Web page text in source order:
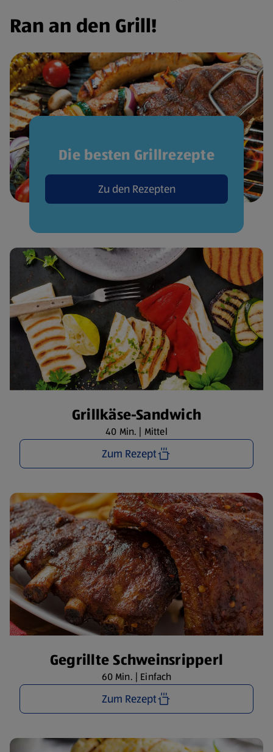
Ran an den Grill!
Die besten Grillrezepte
Zu den Rezepten
Grillkäse-Sandwich
40 Min. | Mittel
Zum Rezept
Gegrillte Schweinsripperl
60 Min. | Einfach
Zum Rezept